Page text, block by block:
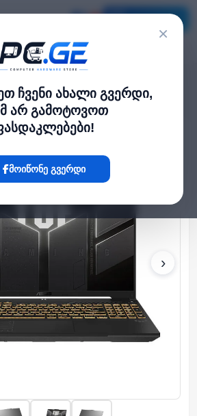
×
ჩვენი ახალი გვერდი,
არ გამოტოვოთ
მოიწონე გვერდი
144Hz CORE 5 210H 16GB 1TB RTX 4050
›